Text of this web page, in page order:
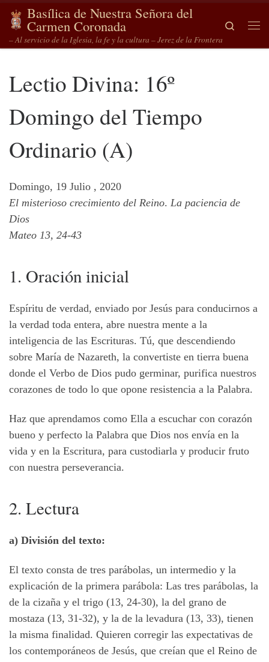
Saltar al contenido
Basílica de Nuestra Señora del
Carmen Coronada
– Al servicio de la Iglesia, la fe y la cultura – Jerez de la Frontera
Search
Lectio Divina: 16º
Domingo del Tiempo
Ordinario (A)
Domingo, 19 Julio , 2020
El misterioso crecimiento del Reino. La paciencia de
Dios
Mateo 13, 24-43
1. Oración inicial
Espíritu de verdad, enviado por Jesús para conducirnos a
la verdad toda entera, abre nuestra mente a la
inteligencia de las Escrituras. Tú, que descendiendo
sobre María de Nazareth, la convertiste en tierra buena
donde el Verbo de Dios pudo germinar, purifica nuestros
corazones de todo lo que opone resistencia a la Palabra.
Haz que aprendamos como Ella a escuchar con corazón
bueno y perfecto la Palabra que Dios nos envía en la
vida y en la Escritura, para custodiarla y producir fruto
con nuestra perseverancia.
2. Lectura
a) División del texto:
El texto consta de tres parábolas, un intermedio y la
explicación de la primera parábola: Las tres parábolas, la
de la cizaña y el trigo (13, 24-30), la del grano de
mostaza (13, 31-32), y la de la levadura (13, 33), tienen
la misma finalidad. Quieren corregir las expectativas de
los contemporáneos de Jesús, que creían que el Reino de